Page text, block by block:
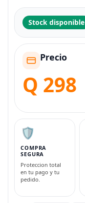
Stock disponible
Precio
Q 298
🛡️
COMPRA
SEGURA
Proteccion total
en tu pago y tu
pedido.